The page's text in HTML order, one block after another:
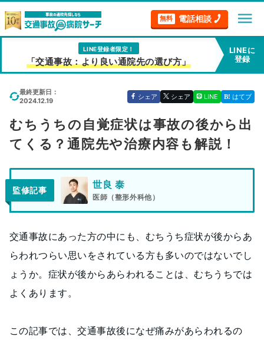
無料 電話相談 menu
LINE登録者限定！
「交通事故：より良い通院先の選び方」
LINEに
登録
最終更新日：
2024.12.19
シェア シェア LINE はてブ
むちうちの自覚症状は事故の後から出
てくる？通院先や治療内容も解説！
監修記事 世良 泰
医師（整形外科他）
交通事故にあった方の中にも、むちうち症状が後からあ
らわれつらい思いをされている方も多いのではないでし
ょうか。症状が後からあらわれることは、むちうちでは
よくあります。
この記事では、交通事故後になぜ痛みがあらわれるの